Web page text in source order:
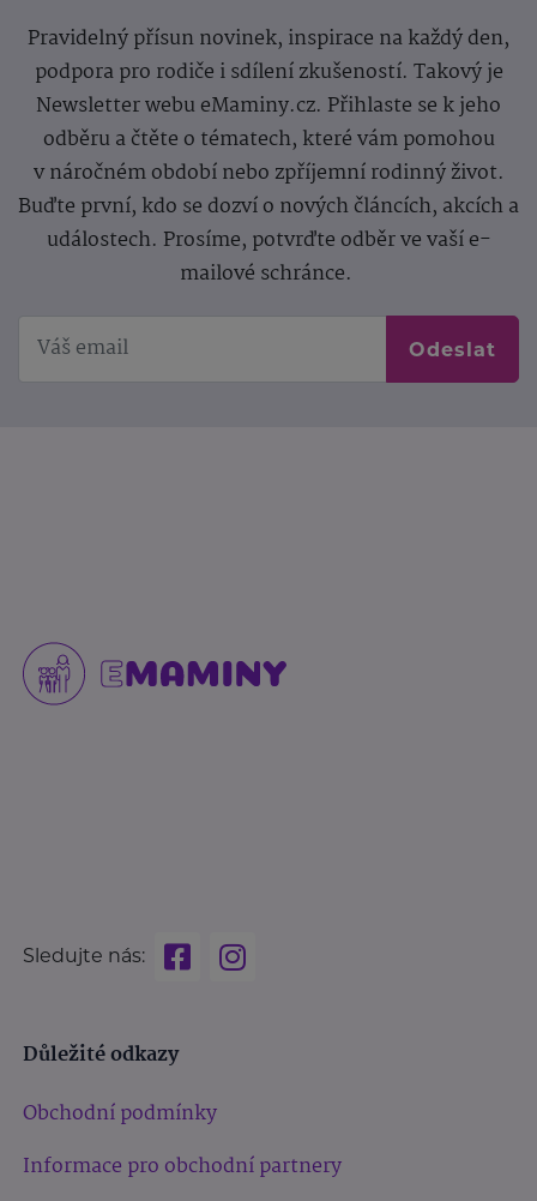
Pravidelný přísun novinek, inspirace na každý den,
podpora pro rodiče i sdílení zkušeností. Takový je
Newsletter webu eMaminy.cz. Přihlaste se k jeho
odběru a čtěte o tématech, které vám pomohou
v náročném období nebo zpříjemní rodinný život.
Buďte první, kdo se dozví o nových článcích, akcích a
událostech. Prosíme, potvrďte odběr ve vaší e-
mailové schránce.
Odeslat
Sledujte nás:
Důležité odkazy
Obchodní podmínky
Informace pro obchodní partnery